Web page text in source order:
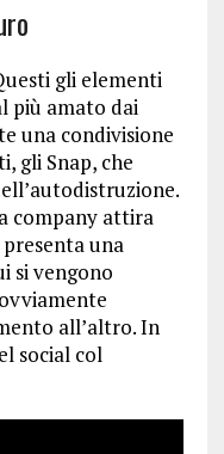
gli elementi
più amato dai
una condivisione
gli Snap, che
company attira
una
si vengono
all’altro. In
social col